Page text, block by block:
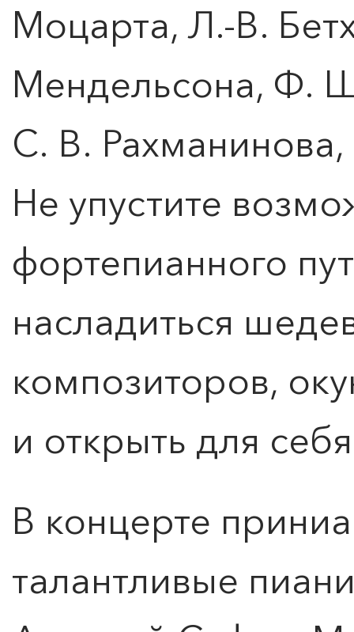
Моцарта, Л.-В.
Мендельсона, Ф.
С. В.
Не упустите
фортепианного
насладиться
композиторов,
и открыть для
В концерте
талантливые